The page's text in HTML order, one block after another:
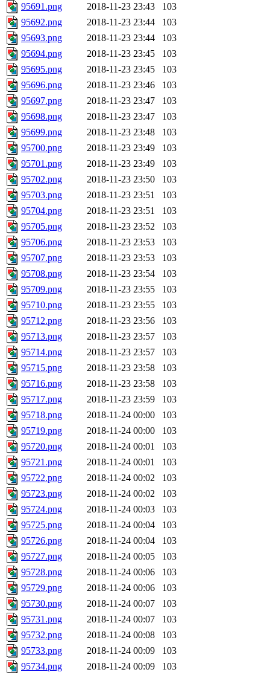
95691.png
2018-11-23 23:43
103
95692.png
2018-11-23 23:44
103
95693.png
2018-11-23 23:44
103
95694.png
2018-11-23 23:45
103
95695.png
2018-11-23 23:45
103
95696.png
2018-11-23 23:46
103
95697.png
2018-11-23 23:47
103
95698.png
2018-11-23 23:47
103
95699.png
2018-11-23 23:48
103
95700.png
2018-11-23 23:49
103
95701.png
2018-11-23 23:49
103
95702.png
2018-11-23 23:50
103
95703.png
2018-11-23 23:51
103
95704.png
2018-11-23 23:51
103
95705.png
2018-11-23 23:52
103
95706.png
2018-11-23 23:53
103
95707.png
2018-11-23 23:53
103
95708.png
2018-11-23 23:54
103
95709.png
2018-11-23 23:55
103
95710.png
2018-11-23 23:55
103
95712.png
2018-11-23 23:56
103
95713.png
2018-11-23 23:57
103
95714.png
2018-11-23 23:57
103
95715.png
2018-11-23 23:58
103
95716.png
2018-11-23 23:58
103
95717.png
2018-11-23 23:59
103
95718.png
2018-11-24 00:00
103
95719.png
2018-11-24 00:00
103
95720.png
2018-11-24 00:01
103
95721.png
2018-11-24 00:01
103
95722.png
2018-11-24 00:02
103
95723.png
2018-11-24 00:02
103
95724.png
2018-11-24 00:03
103
95725.png
2018-11-24 00:04
103
95726.png
2018-11-24 00:04
103
95727.png
2018-11-24 00:05
103
95728.png
2018-11-24 00:06
103
95729.png
2018-11-24 00:06
103
95730.png
2018-11-24 00:07
103
95731.png
2018-11-24 00:07
103
95732.png
2018-11-24 00:08
103
95733.png
2018-11-24 00:09
103
95734.png
2018-11-24 00:09
103